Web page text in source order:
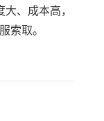
、成本高，
索取。